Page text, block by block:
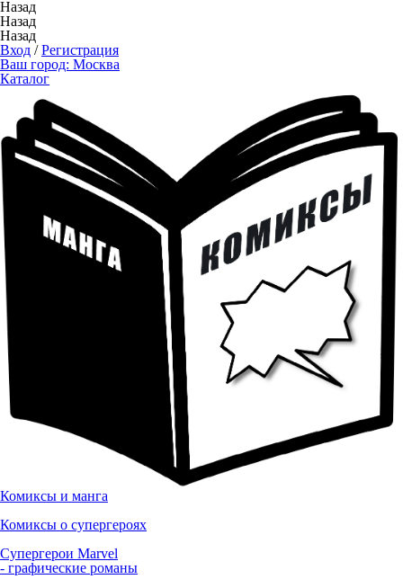
Назад
Назад
Назад
Вход /Регистрация
Ваш город: Москва
Каталог
Комиксы и манга
Комиксы о супергероях
Супергерои Marvel
- графические романы